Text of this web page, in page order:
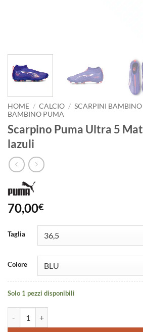
HOME / CALCIO / SCARPINI BAMBINO
BAMBINO PUMA
Scarpino Puma Ultra 5
lazuli
70,00€
Taglia
Colore
Solo 1 pezzi disponibili